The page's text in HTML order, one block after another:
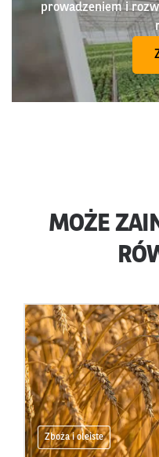
prowadzeniem i
MOŻE
Zboża i oleiste